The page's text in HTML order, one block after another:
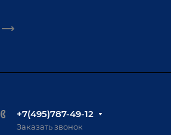
+7(495)787-49-12
Заказать звонок